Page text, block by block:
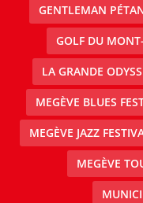
GENTLEMAN
GOLF DU
LA GRANDE
MEGÈVE BLUES
MEGÈVE JAZZ
MEGÈVE